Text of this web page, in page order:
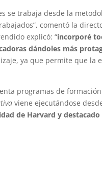
se trabaja desde la
comentó la
explicó: “incorporé
dándoles más
ya que permite que la
programas de
viene ejecutándose
de Harvard y destacado